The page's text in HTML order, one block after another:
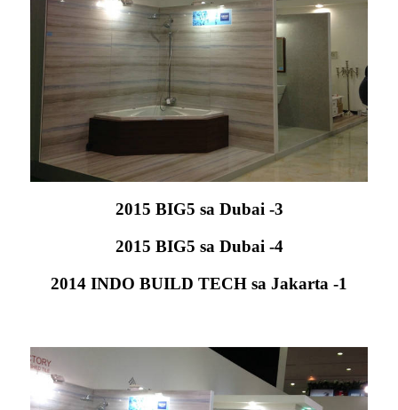
2015 BIG5 sa Dubai -3
2015 BIG5 sa Dubai -4
2014 INDO BUILD TECH sa Jakarta -1